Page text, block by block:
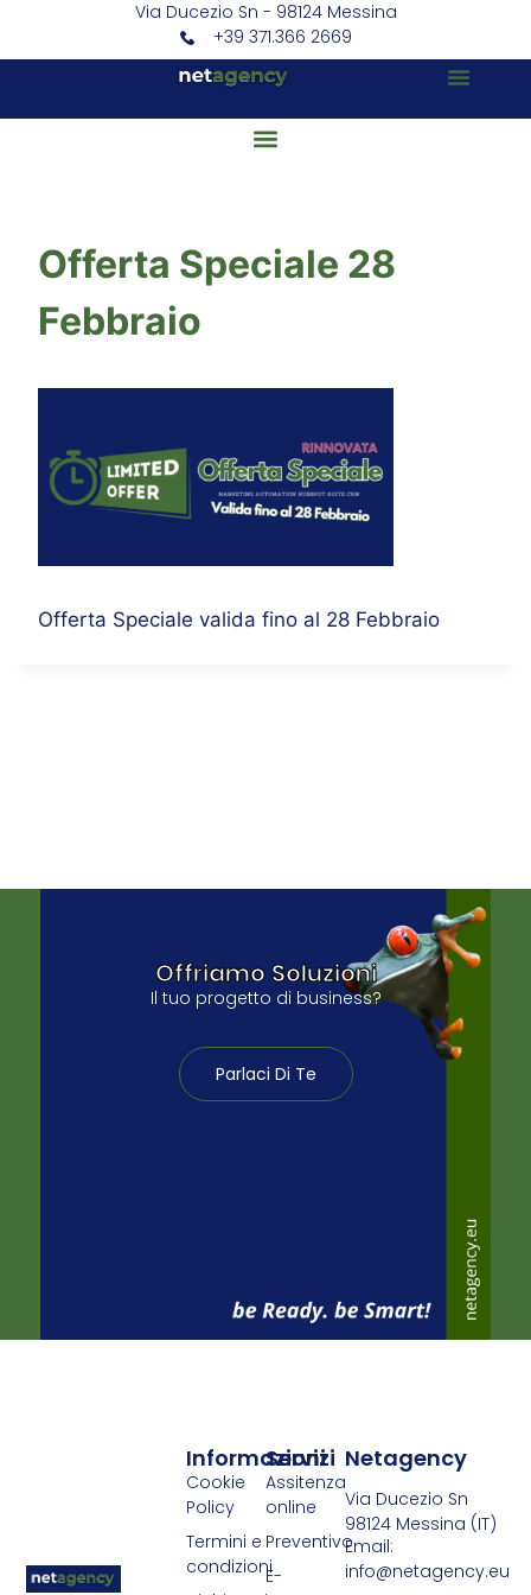
Via Ducezio Sn - 98124 Messina
+39 371.366 2669
Offerta Speciale 28
Febbraio
Offerta Speciale valida fino al 28 Febbraio
Offriamo Soluzioni
Il tuo progetto di business?
Parlaci Di Te
Servizi
Assitenza
online
Preventivo
E-
Informazioni
Cookie
Policy
Termini e
condizioni
Netagency
Via Ducezio Sn
98124 Messina (IT)
Email:
info@netagency.eu